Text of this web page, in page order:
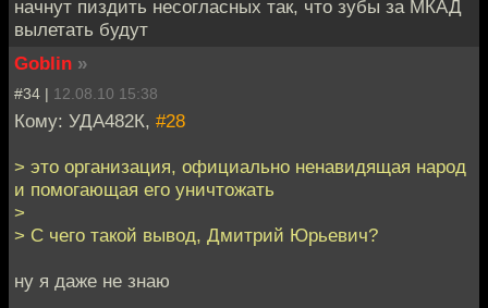
начнут пиздить несогласных так, что зубы за МКАД
вылетать будут
Goblin »
#34 | 12.08.10 15:38
Кому: УДА482К, #28
> это организация, официально ненавидящая народ
и помогающая его уничтожать
>
> С чего такой вывод, Дмитрий Юрьевич?
ну я даже не знаю